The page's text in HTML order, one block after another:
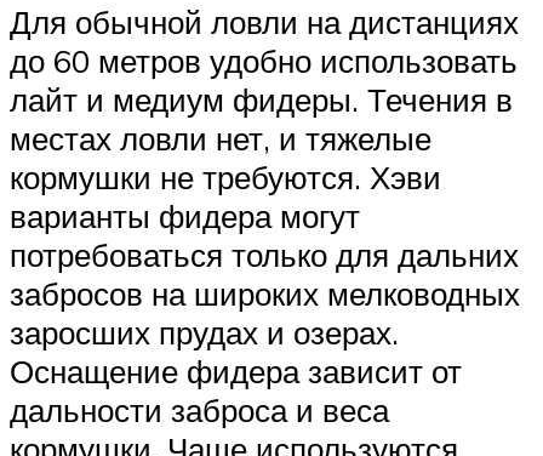
Для обычной ловли на дистанциях
до 60 метров удобно использовать
лайт и медиум фидеры. Течения в
местах ловли нет, и тяжелые
кормушки не требуются. Хэви
варианты фидера могут
потребоваться только для дальних
забросов на широких мелководных
заросших прудах и озерах.
Оснащение фидера зависит от
дальности заброса и веса